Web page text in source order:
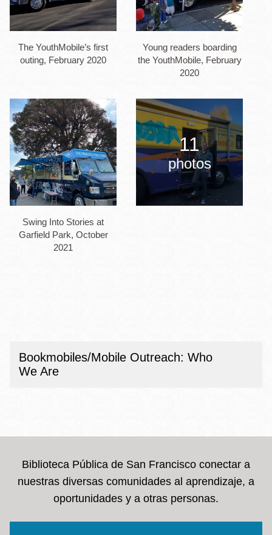
The YouthMobile’s first
outing, February 2020
Young readers boarding
the YouthMobile, February
2020
Swing Into Stories at
Garfield Park, October
2021
11
photos
Bookmobiles/Mobile Outreach: Who
We Are
Biblioteca Pública de San Francisco conectar a
nuestras diversas comunidades al aprendizaje, a
oportunidades y a otras personas.